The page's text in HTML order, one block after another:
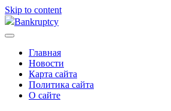
Skip to content
Bankruptcy
Главная
Новости
Карта сайта
Политика сайта
О сайте